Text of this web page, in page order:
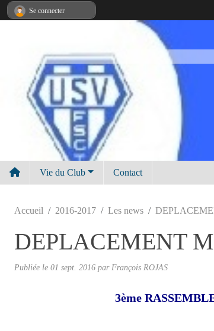
Vie du Club Contact
Accueil 2016-2017 Les news
DEPLACEMENT
Publiée le 01 sept. 2016 par François ROJAS
3ème
Se connecter
Panneau de gestion des cookies